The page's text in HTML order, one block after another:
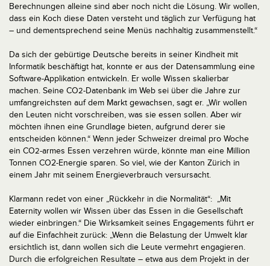
Berechnungen alleine sind aber noch nicht die Lösung. Wir wollen,
dass ein Koch diese Daten versteht und täglich zur Verfügung hat
– und dementsprechend seine Menüs nachhaltig zusammenstellt.“
Da sich der gebürtige Deutsche bereits in seiner Kindheit mit
Informatik beschäftigt hat, konnte er aus der Datensammlung eine
Software-Applikation entwickeln. Er wolle Wissen skalierbar
machen. Seine CO2-Datenbank im Web sei über die Jahre zur
umfangreichsten auf dem Markt gewachsen, sagt er. „Wir wollen
den Leuten nicht vorschreiben, was sie essen sollen. Aber wir
möchten ihnen eine Grundlage bieten, aufgrund derer sie
entscheiden können.“ Wenn jeder Schweizer dreimal pro Woche
ein CO2-armes Essen verzehren würde, könnte man eine Million
Tonnen CO2-Energie sparen. So viel, wie der Kanton Zürich in
einem Jahr mit seinem Energieverbrauch versursacht.
Klarmann redet von einer „Rückkehr in die Normalität“: „Mit
Eaternity wollen wir Wissen über das Essen in die Gesellschaft
wieder einbringen.“ Die Wirksamkeit seines Engagements führt er
auf die Einfachheit zurück: „Wenn die Belastung der Umwelt klar
ersichtlich ist, dann wollen sich die Leute vermehrt engagieren.
Durch die erfolgreichen Resultate – etwa aus dem Projekt in der